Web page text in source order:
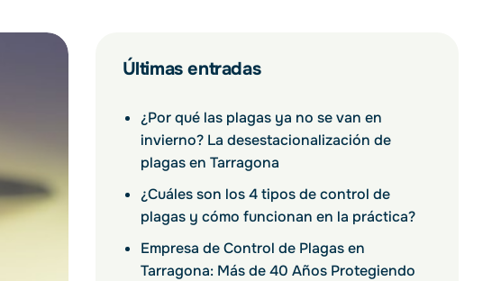
Últimas entradas
¿Por qué las plagas ya no se van en
invierno? La desestacionalización de
plagas en Tarragona
¿Cuáles son los 4 tipos de control de
plagas y cómo funcionan en la práctica?
Empresa de Control de Plagas en
Tarragona: Más de 40 Años Protegiendo